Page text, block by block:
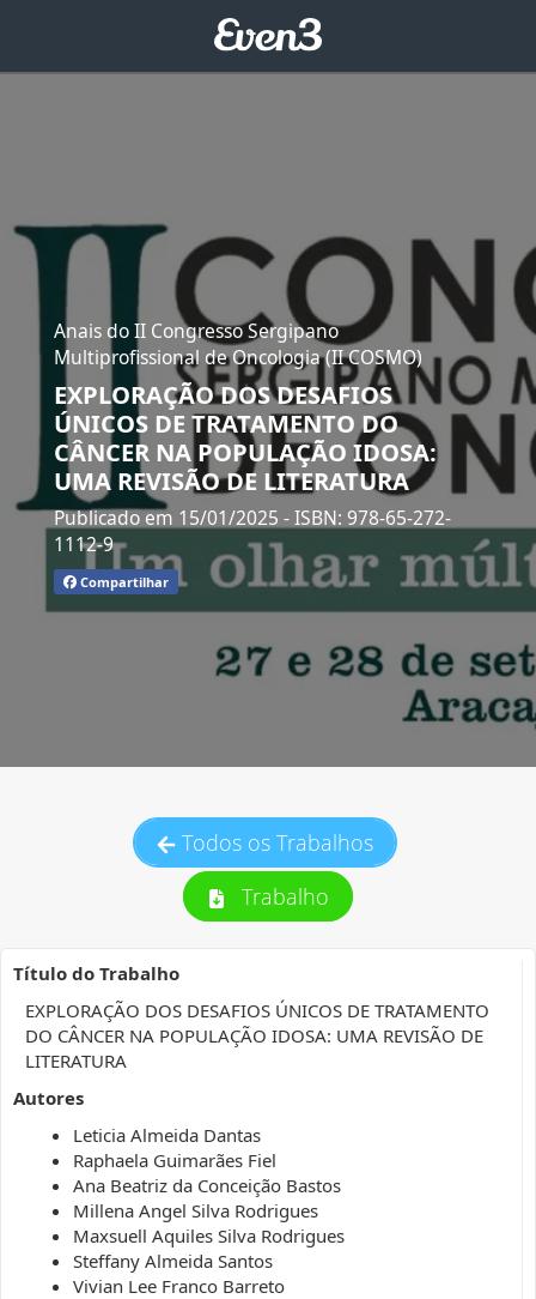
Anais do II Congresso Sergipano
Multiprofissional de Oncologia (II COSMO)
EXPLORAÇÃO DOS DESAFIOS
ÚNICOS DE TRATAMENTO DO
CÂNCER NA POPULAÇÃO IDOSA:
UMA REVISÃO DE LITERATURA
Publicado em 15/01/2025 - ISBN: 978-65-272-
1112-9
Compartilhar
Todos os Trabalhos
Trabalho
Título do Trabalho
EXPLORAÇÃO DOS DESAFIOS ÚNICOS DE TRATAMENTO
DO CÂNCER NA POPULAÇÃO IDOSA: UMA REVISÃO DE
LITERATURA
Autores
Leticia Almeida Dantas
Raphaela Guimarães Fiel
Ana Beatriz da Conceição Bastos
Millena Angel Silva Rodrigues
Maxsuell Aquiles Silva Rodrigues
Steffany Almeida Santos
Vivian Lee Franco Barreto